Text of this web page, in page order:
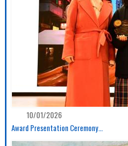
10/01/2026
Award Presentation Ceremony...